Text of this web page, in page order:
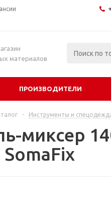
материалов
ПРОИЗВОДИТЕЛИ
- Инструменты и
миксер